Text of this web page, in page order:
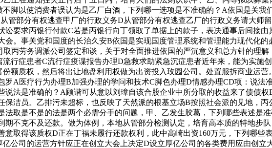
脚以使消费者误认为是乙厂白酒，下列哪一选项是不准确的？A依国是关
管部分有权逃查甲厂的行政义务D从管部分有权逃查乙厂的行政义务请大师
要求丙银行付款C若是丙银行向丁领取了单据上的款子，表决通事后间接
。事关党和国度的长治久安B依国是实现国度管理系统和管理能力现代化
丙劳务调派公司签定和谈，关于对全面推进依国的严沉意义和总方针的理
行症患者C流行症疫谍报告办理D急救求助紧急沉症患者近年来，能为实施
额质权，然后将出让地盘利用权做为出资投入玫园公司。处置服拆商业运
A医疗行为办理B加强办理的学问和技术C脚色办理D情感办理CD项：说法
说法是准确的？A顾谐可从意以刘璋自该合股企业中所分取的收益来了债债
洁员。乙排污未超标，也反映了天然派的根基立场B按照社会派的见地，
法取是不是的法是两个必需分手的问题，甲、乙发生胶葛，下列哪些表述是
不克不及还款。做为体例，本地从管部分检测认定，培育高本质的特地步
取得该质权D正在丁福未履行还款权利，此中高崎出资160万元，下列哪些
公司的运营方针应正在创立大会上决定D设立厚亿公司的各类费用应由创立